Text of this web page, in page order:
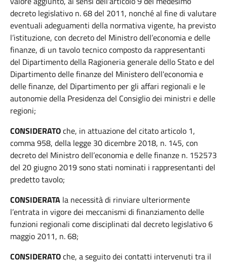
decreto legislativo n. 68 del 2011, nonché al fine di valutare
eventuali adeguamenti della normativa vigente, ha previsto
l’istituzione, con decreto del Ministro dell’economia e delle
finanze, di un tavolo tecnico composto da rappresentanti
del Dipartimento della Ragioneria generale dello Stato e del
Dipartimento delle finanze del Ministero dell'economia e
delle finanze, del Dipartimento per gli affari regionali e le
autonomie della Presidenza del Consiglio dei ministri e delle
regioni;
CONSIDERATOche, in attuazione del citato articolo 1,
comma 958, della legge 30 dicembre 2018, n. 145, con
decreto del Ministro dell’economia e delle finanze n. 152573
del 20 giugno 2019 sono stati nominati i rappresentanti del
predetto tavolo;
CONSIDERATA la necessità di rinviare ulteriormente
l’entrata in vigore dei meccanismi di finanziamento delle
funzioni regionali come disciplinati dal decreto legislativo 6
maggio 2011, n. 68;
CONSIDERATOche, a seguito dei contatti intervenuti tra il